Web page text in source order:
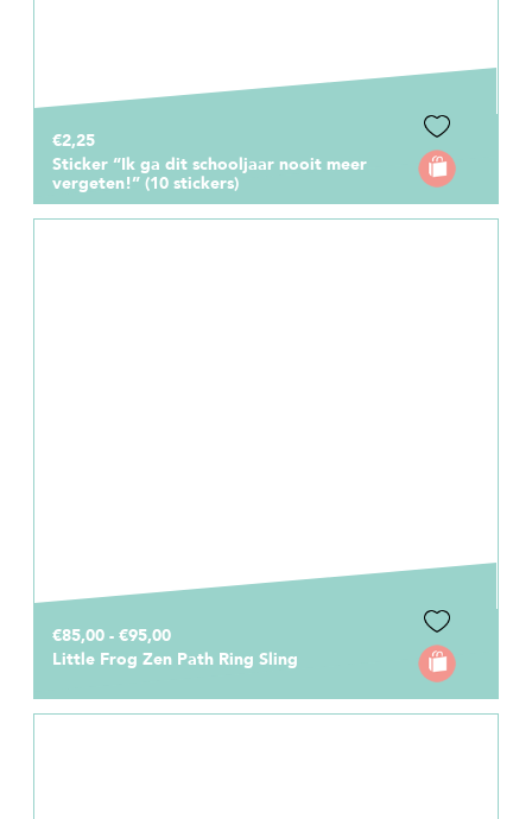
€2,25
Sticker “Ik ga dit schooljaar nooit meer
vergeten!” (10 stickers)
€85,00 - €95,00
Little Frog Zen Path Ring Sling